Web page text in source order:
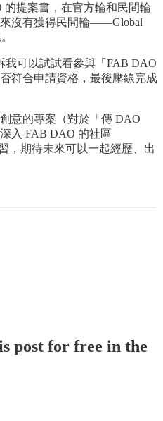
提案書，在官方輪和民間輪
沒有獲得民間輪——Global
我可以試試看參與「FAB DAO
符合申請資格，最後壓線完成
意的專案（對於「傳 DAO
入 FAB DAO 的社區
，期待未來可以一起經歷、出
post for free in the